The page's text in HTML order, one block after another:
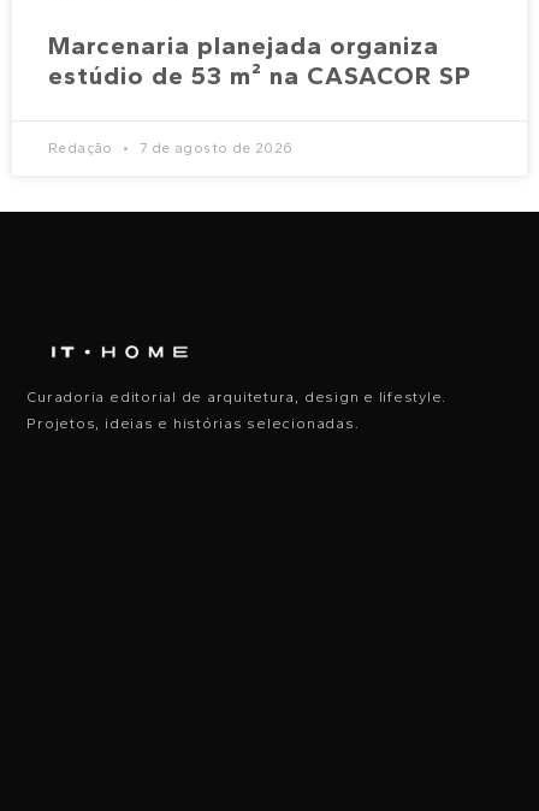
Marcenaria planejada organiza
estúdio de 53 m² na CASACOR SP
Redação 7 de agosto de 2026
Curadoria editorial de arquitetura, design e lifestyle.
Projetos, ideias e histórias selecionadas.